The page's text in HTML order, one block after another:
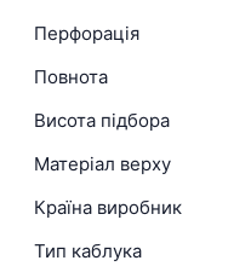
Перфорація
Повнота
Висота підбора
Матеріал верху
Країна виробник
Тип каблука